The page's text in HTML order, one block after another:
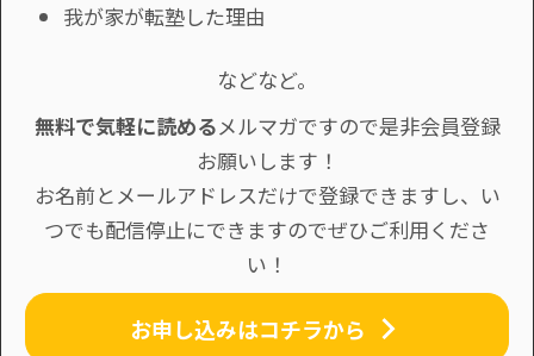
我が家が転塾した理由
などなど。
無料で気軽に読めるメルマガですので是非会員登録
お願いします！
お名前とメールアドレスだけで登録できますし、い
つでも配信停止にできますのでぜひご利用くださ
い！
お申し込みはコチラから